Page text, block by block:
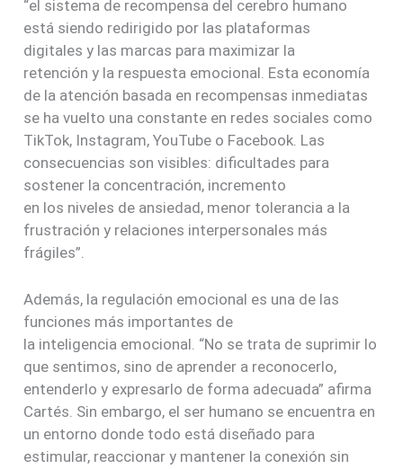
“el sistema de recompensa del cerebro humano
está siendo redirigido por las plataformas
digitales y las marcas para maximizar la
retención y la respuesta emocional. Esta economía
de la atención basada en recompensas inmediatas
se ha vuelto una constante en redes sociales como
TikTok, Instagram, YouTube o Facebook. Las
consecuencias son visibles: dificultades para
sostener la concentración, incremento
en los niveles de ansiedad, menor tolerancia a la
frustración y relaciones interpersonales más
frágiles”.
Además, la regulación emocional es una de las
funciones más importantes de
la inteligencia emocional. “No se trata de suprimir lo
que sentimos, sino de aprender a reconocerlo,
entenderlo y expresarlo de forma adecuada” afirma
Cartés. Sin embargo, el ser humano se encuentra en
un entorno donde todo está diseñado para
estimular, reaccionar y mantener la conexión sin